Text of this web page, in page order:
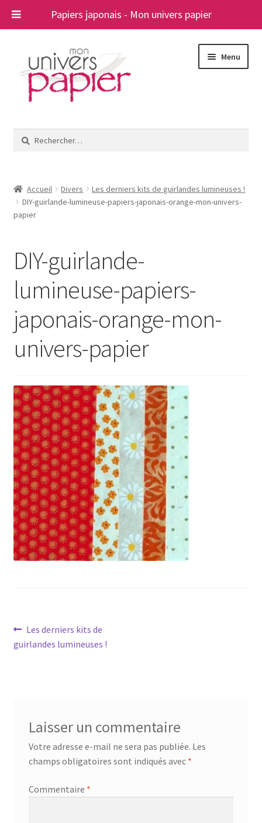
Papiers japonais - Mon univers papier
navigation
contenu
Menu
le
A propos
Contact
Rechercher :
Accueil Divers
Les derniers kits de guirlandes lumineuses !
DIY-guirlande-lumineuse-papiers-japonais-orange-mon-univers-
papier
DIY-guirlande-
lumineuse-papiers-
japonais-orange-mon-
univers-papier
Navigation
de
Article
précédent :
Les derniers kits de
guirlandes lumineuses !
Laisser un commentaire
Votre adresse e-mail ne sera pas publiée. Les
champs obligatoires sont indiqués avec *
Commentaire *